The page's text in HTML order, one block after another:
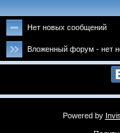
Нет новых сообщений
Вложенный форум - нет
Powered by